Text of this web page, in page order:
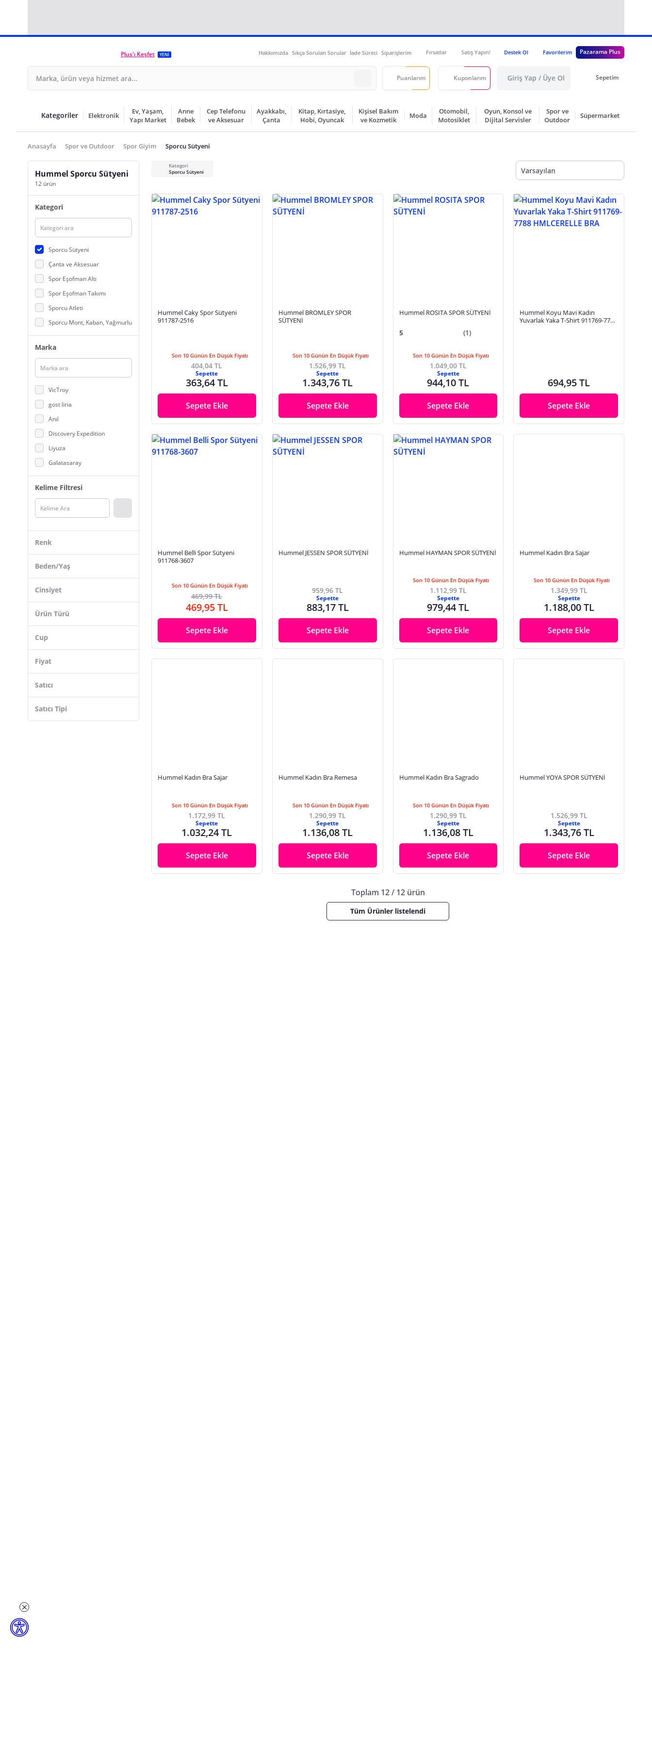
Plus'ı Keşfet YENİ Hakkımızda Sıkça Sorulan Sorular İade Süreci Siparişlerim Fırsatlar Satış Yapın! Destek Ol Favorilerim Pazarama Plus
Puanlarım Kuponlarım Giriş Yap / Üye Ol Sepetim
Kategoriler Elektronik
Ev, Yaşam,
Yapı Market
Anne
Bebek
Cep Telefonu
ve Aksesuar
Ayakkabı,
Çanta
Kitap, Kırtasiye,
Hobi, Oyuncak
Kişisel Bakım
ve Kozmetik
Moda
Otomobil,
Motosiklet
Oyun, Konsol ve
Dijital Servisler
Spor ve
Outdoor
Süpermarket
Anasayfa Spor ve Outdoor Spor Giyim Sporcu Sütyeni
Hummel Sporcu Sütyeni
12 ürün
Kategori
Sporcu Sütyeni
Çanta ve Aksesuar
Spor Eşofman Altı
Spor Eşofman Takımı
Sporcu Atleti
Sporcu Mont, Kaban, Yağmurluk
Sporcu Sweatshirt
Sporcu Şort
Sporcu Taytı
Taraftar Ürünleri
Marka
VicTroy
gost liria
Anıl
Discovery Expedition
Liyuza
Galatasaray
DeFacto
adidas
Gallipoli
Miorre
Casall
Calvin Klein
Puma
Jack Wolfskin
Kelime Filtresi
Renk
Beden/Yaş
Cinsiyet
Ürün Türü
Cup
Fiyat
Satıcı
Satıcı Tipi
Kategori
Sporcu Sütyeni
Varsayılan
Hummel Caky Spor Sütyeni
911787-2516
Son 10 Günün En Düşük Fiyatı
404,04 TL
Sepette
363,64 TL
Sepete Ekle
Hummel BROMLEY SPOR
SÜTYENİ
Son 10 Günün En Düşük Fiyatı
1.526,99 TL
Sepette
1.343,76 TL
Sepete Ekle
Hummel ROSITA SPOR SÜTYENİ
5 (1)
Son 10 Günün En Düşük Fiyatı
1.049,00 TL
Sepette
944,10 TL
Sepete Ekle
Hummel Koyu Mavi Kadın
Yuvarlak Yaka T-Shirt 911769-7788
694,95 TL
Sepete Ekle
Hummel Belli Spor Sütyeni
911768-3607
Son 10 Günün En Düşük Fiyatı
469,99 TL
469,95 TL
Sepete Ekle
Hummel JESSEN SPOR SÜTYENİ
959,96 TL
Sepette
883,17 TL
Sepete Ekle
Hummel HAYMAN SPOR SÜTYENİ
Son 10 Günün En Düşük Fiyatı
1.112,99 TL
Sepette
979,44 TL
Sepete Ekle
Hummel Kadın Bra Sajar
Son 10 Günün En Düşük Fiyatı
1.349,99 TL
Sepette
1.188,00 TL
Sepete Ekle
Hummel Kadın Bra Sajar
Son 10 Günün En Düşük Fiyatı
1.172,99 TL
Sepette
1.032,24 TL
Sepete Ekle
Hummel Kadın Bra Remesa
Son 10 Günün En Düşük Fiyatı
1.290,99 TL
Sepette
1.136,08 TL
Sepete Ekle
Hummel Kadın Bra Sagrado
Son 10 Günün En Düşük Fiyatı
1.290,99 TL
Sepette
1.136,08 TL
Sepete Ekle
Hummel YOYA SPOR SÜTYENİ
1.526,99 TL
Sepette
1.343,76 TL
Sepete Ekle
Toplam 12 / 12 ürün
Tüm Ürünler listelendi